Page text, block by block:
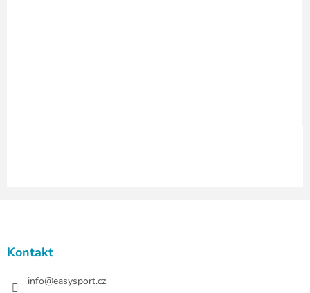
Kontakt
info@easysport.cz